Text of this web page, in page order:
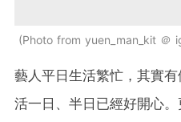
Photo from yuen_man_kit ＠
藝人平日生活繁忙，其實
活一日、半日已經好開心